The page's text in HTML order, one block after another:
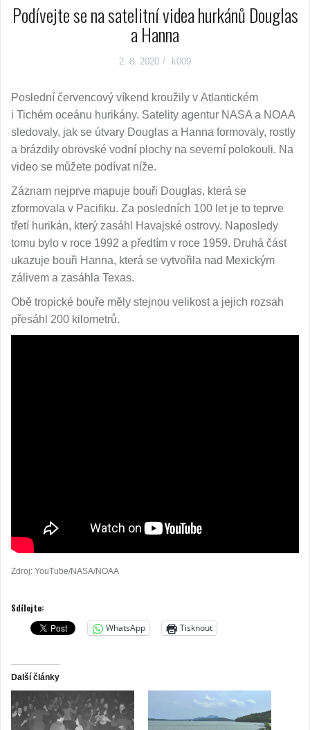
Podívejte se na satelitní videa hurkánů Douglas
a Hanna
2. 8. 2020 k009
Poslední červencový víkend kroužily v Atlantickém
i Tichém oceánu hurikány. Satelity agentur NASA a NOAA
sledovaly, jak se útvary Douglas a Hanna formovaly, rostly
a brázdily obrovské vodní plochy na severní polokouli. Na
video se můžete podívat níže.
Záznam nejprve mapuje bouři Douglas, která se
zformovala v Pacifiku. Za posledních 100 let je to teprve
třetí hurikán, který zasáhl Havajské ostrovy. Naposledy
tomu bylo v roce 1992 a předtím v roce 1959. Druhá část
ukazuje bouři Hanna, která se vytvořila nad Mexickým
zálivem a zasáhla Texas.
Obě tropické bouře měly stejnou velikost a jejich rozsah
přesáhl 200 kilometrů.
Zdroj: YouTube/NASA/NOAA
Sdílejte:
WhatsApp
Tisknout
Další články